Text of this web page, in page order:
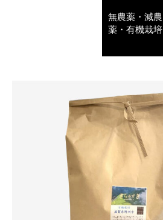
無農薬・減農
薬・有機栽培